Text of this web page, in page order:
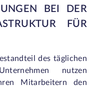
BEI DER
FÜR
des täglichen
nutzen
Mitarbeitern den